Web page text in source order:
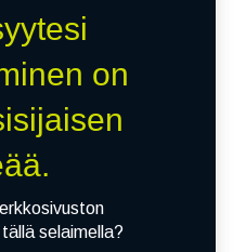
on
selaimella?